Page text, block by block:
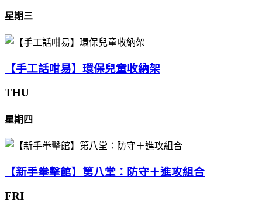
星期三
【手工話咁易】環保兒童收納架
THU
星期四
【新手拳擊館】第八堂：防守＋進攻組合
FRI